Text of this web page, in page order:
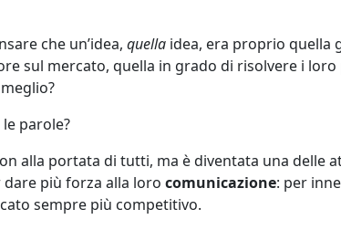
che un’idea, quella idea, era proprio quella
sul mercato, quella in grado di risolvere i
parole?
alla portata di tutti, ma è diventata una delle
dare più forza alla loro comunicazione: per
sempre più competitivo.